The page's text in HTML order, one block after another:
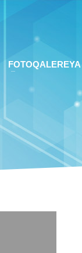
FOTOQALEREYA